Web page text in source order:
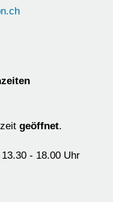
geöffnet.
- 18.00 Uhr